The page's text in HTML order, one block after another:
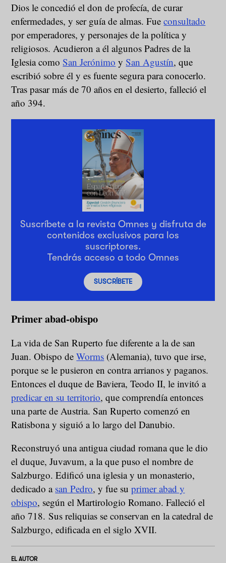
Dios le concedió el don de profecía, de curar
enfermedades, y ser guía de almas. Fueconsultado
por emperadores, y personajes de la política y
religiosos. Acudieron a él algunos Padres de la
Iglesia comoSan Jerónimo ySan Agustín, que
escribió sobre él y es fuente segura para conocerlo.
Tras pasar más de 70 años en el desierto, falleció el
año 394.
Suscríbete a la revista Omnes y disfruta de
contenidos exclusivos para los
suscriptores.
Tendrás acceso a todo Omnes
SUSCRÍBETE
Primer abad-obispo
La vida de San Ruperto fue diferente a la de san
Juan. Obispo deWorms (Alemania), tuvo que irse,
porque se le pusieron en contra arrianos y paganos.
Entonces el duque de Baviera, Teodo II, le invitó a
predicar en su territorio, que comprendía entonces
una parte de Austria. San Ruperto comenzó en
Ratisbona y siguió a lo largo del Danubio.
Reconstruyó una antigua ciudad romana que le dio
el duque, Juvavum, a la que puso el nombre de
Salzburgo. Edificó una iglesia y un monasterio,
dedicado a san Pedro, y fue suprimer abad y
obispo, según el Martirologio Romano. Falleció el
año 718. Sus reliquias se conservan en la catedral de
Salzburgo, edificada en el siglo XVII.
EL AUTOR